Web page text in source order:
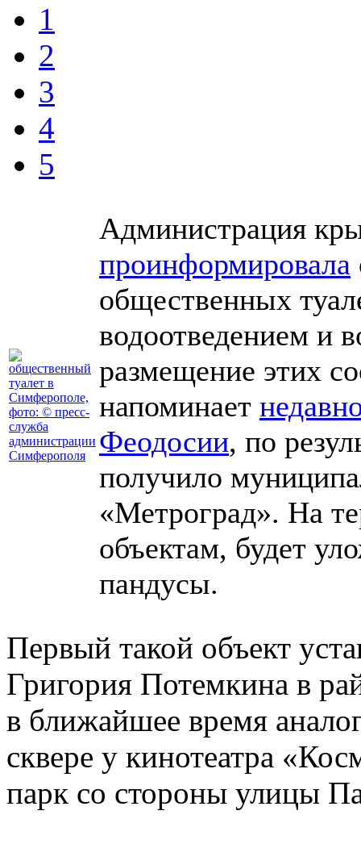
1
2
3
4
5
Администрация
проинформировала
общественных
водоотведением и
размещение этих
напоминает
Феодосии, по
получило
«Метроград». На
объектам, будет
пандусы.
Первый такой объект
Григория Потемкина в
в ближайшее время
сквере у кинотеатра
парк со стороны улицы